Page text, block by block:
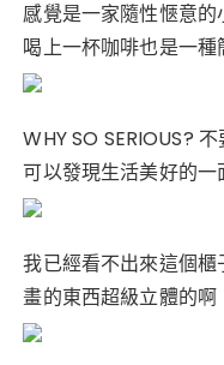
感覺是一家隨性愜意
喝上一杯咖啡也是一種
WHY SO SERIOUS?
可以發現生活美好的一
我已經看不出來這個
畫的東西超級立體的啊